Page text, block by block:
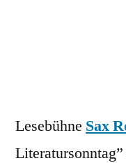
Lesebühne Sax